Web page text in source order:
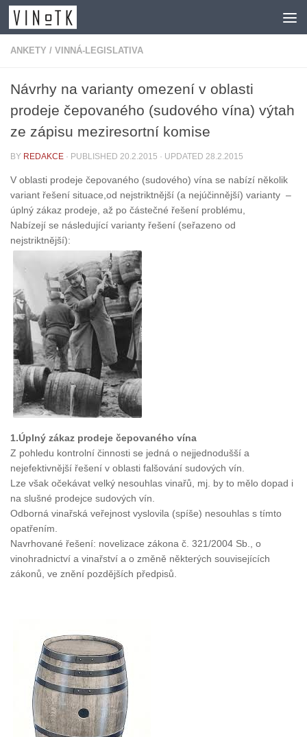
Skip to content
ANKETY / VINNÁ-LEGISLATIVA
Návrhy na varianty omezení v oblasti
prodeje čepovaného (sudového vína) výtah
ze zápisu meziresortní komise
BY REDAKCE · PUBLISHED 20.2.2015 · UPDATED 28.2.2015
V oblasti prodeje čepovaného (sudového) vína se nabízí několik
variant řešení situace,od nejstriktnější (a nejúčinnější) varianty –
úplný zákaz prodeje, až po částečné řešení problému,
Nabízejí se následující varianty řešení (seřazeno od
nejstriktnější):
1.Úplný zákaz prodeje čepovaného vína
Z pohledu kontrolní činnosti se jedná o nejjednodušší a
nejefektivnější řešení v oblasti falšování sudových vín.
Lze však očekávat velký nesouhlas vinařů, mj. by to mělo dopad i
na slušné prodejce sudových vín.
Odborná vinařská veřejnost vyslovila (spíše) nesouhlas s tímto
opatřením.
Navrhované řešení: novelizace zákona č. 321/2004 Sb., o
vinohradnictví a vinařství a o změně některých souvisejících
zákonů, ve znění pozdějších předpisů.